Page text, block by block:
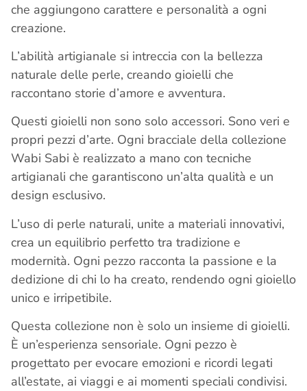
che aggiungono carattere e personalità a ogni
creazione.
L’abilità artigianale si intreccia con la bellezza
naturale delle perle, creando gioielli che
raccontano storie d’amore e avventura.
Questi gioielli non sono solo accessori. Sono veri e
propri pezzi d’arte. Ogni bracciale della collezione
Wabi Sabi è realizzato a mano con tecniche
artigianali che garantiscono un’alta qualità e un
design esclusivo.
L’uso di perle naturali, unite a materiali innovativi,
crea un equilibrio perfetto tra tradizione e
modernità. Ogni pezzo racconta la passione e la
dedizione di chi lo ha creato, rendendo ogni gioiello
unico e irripetibile.
Questa collezione non è solo un insieme di gioielli.
È un’esperienza sensoriale. Ogni pezzo è
progettato per evocare emozioni e ricordi legati
all’estate, ai viaggi e ai momenti speciali condivisi.